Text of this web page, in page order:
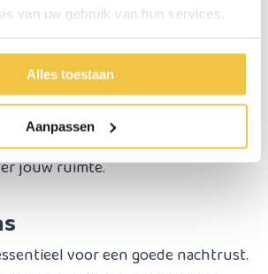
van uw gebruik van hun services.
Alles toestaan
Aanpassen
toegankelijker met onze
wilt lezen, werken op je laptop of
maaltijd in bed, onze bedtafels
gemak, waardoor je meer
jouw ruimte.
voor een goede nachtrust.